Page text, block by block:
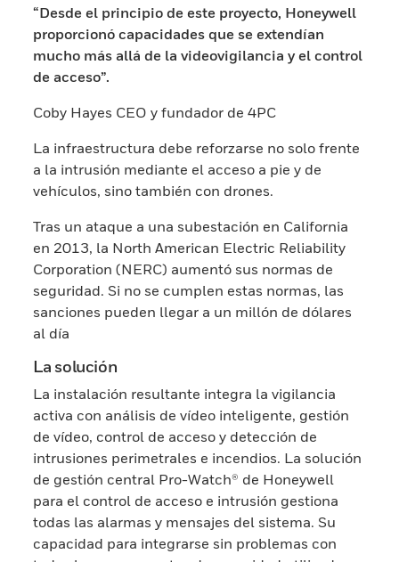
“Desde el principio de este proyecto, Honeywell
proporcionó capacidades que se extendían
mucho más allá de la videovigilancia y el control
de acceso”.
Coby Hayes CEO y fundador de 4PC
La infraestructura debe reforzarse no solo frente
a la intrusión mediante el acceso a pie y de
vehículos, sino también con drones.
Tras un ataque a una subestación en California
en 2013, la North American Electric Reliability
Corporation (NERC) aumentó sus normas de
seguridad. Si no se cumplen estas normas, las
sanciones pueden llegar a un millón de dólares
al día
La solución
La instalación resultante integra la vigilancia
activa con análisis de vídeo inteligente, gestión
de vídeo, control de acceso y detección de
intrusiones perimetrales e incendios. La solución
de gestión central Pro-Watch® de Honeywell
para el control de acceso e intrusión gestiona
todas las alarmas y mensajes del sistema. Su
capacidad para integrarse sin problemas con